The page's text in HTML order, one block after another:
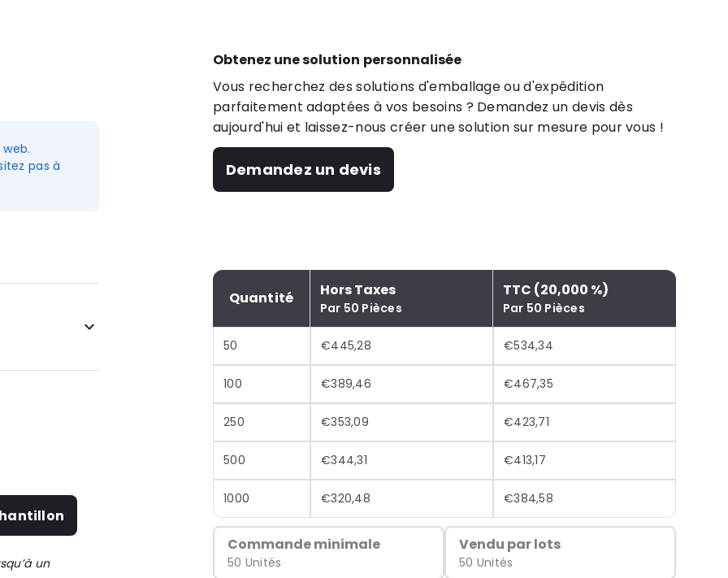
Obtenez une solution personnalisée
Vous recherchez des solutions d'emballage ou d'expédition
parfaitement adaptées à vos besoins ? Demandez un devis dès
aujourd'hui et laissez-nous créer une solution sur mesure pour vous !
Demandez un devis
Quantité Hors Taxes
Par 50 Pièces
TTC (20,000 %)
Par 50 Pièces
50 €445,28 €534,34
100 €389,46 €467,35
250 €353,09 €423,71
500 €344,31 €413,17
1000 €320,48 €384,58
Commande minimale
50 Unités
Vendu par lots
50 Unités
pas à
clips
un